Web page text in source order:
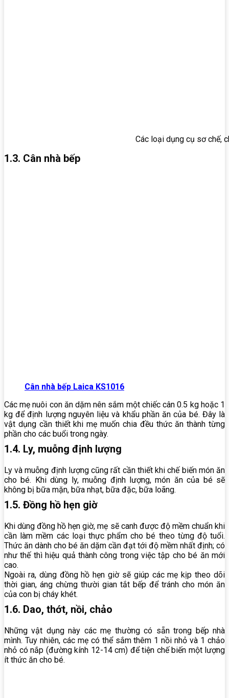
Các loại dụng cụ sơ chế,
1.3. Cân nhà bếp
Cân nhà bếp Laica KS1016
Các mẹ nuôi con ăn dặm nên sắm một chiếc cân 0.5 kg hoặc 1
kg để định lượng nguyên liệu và khẩu phần ăn của bé. Đây là
vật dụng cần thiết khi mẹ muốn chia đều thức ăn thành từng
phần cho các buổi trong ngày.
1.4. Ly, muỗng định lượng
Ly và muỗng định lượng cũng rất cần thiết khi chế biến món ăn
cho bé. Khi dùng ly, muỗng định lượng, món ăn của bé sẽ
không bị bữa mặn, bữa nhạt, bữa đặc, bữa loãng.
1.5. Đồng hồ hẹn giờ
Khi dùng đồng hồ hẹn giờ, mẹ sẽ canh được độ mềm chuẩn khi
cần làm mềm các loại thực phẩm cho bé theo từng độ tuổi.
Thức ăn dành cho bé ăn dặm cần đạt tới độ mềm nhất định; có
như thế thì hiệu quả thành công trong việc tập cho bé ăn mới
cao.
Ngoài ra, dùng đồng hồ hẹn giờ sẽ giúp các mẹ kịp theo dõi
thời gian, áng chừng thười gian tắt bếp để tránh cho món ăn
của con bị cháy khét.
1.6. Dao, thớt, nồi, chảo
Những vật dụng này các mẹ thường có sẵn trong bếp nhà
mình. Tuy nhiên, các mẹ có thể sắm thêm 1 nồi nhỏ và 1 chảo
nhỏ có nắp (đường kính 12-14 cm) để tiện chế biến một lượng
ít thức ăn cho bé.